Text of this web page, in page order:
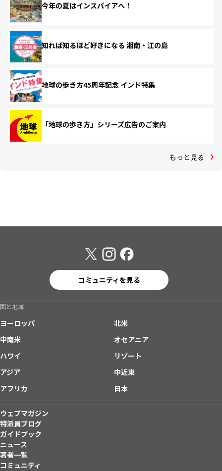
今年の夏はインスパイアへ！
知れば知るほど好きになる 湘南・江の島
地球の歩き方45周年記念 インド特集
「地球の歩き方」シリーズ広告のご案内
もっと見る
コミュニティを見る
国と地域
ヨーロッパ
北米
中南米
オセアニア
ハワイ
リゾート
アジア
中近東
アフリカ
日本
ウェブマガジン
特派員ブログ
ガイドブック
ニュース
著者一覧
コミュニティ